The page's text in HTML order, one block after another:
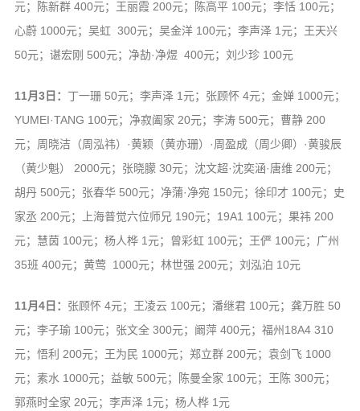
元；陈新群 400元；王丽霞 200元；陈高平 100元；李恬 100元；
心蔚 1000元；吴虹 300元；吴金洋 100元；李声泽 1元；王天兴
50元；谌宏刚 500元；净劼·净煜 400元；刘少珍 100元
11月3日： 丁一珊 50元；李声泽 1元；张顾怀 4元；金婵 1000元；
YUMEI·TANG 100元；净寂阖家 20元；李涛 500元；曹静 200
元；周晓洁（周泓祎）·黄颖（黄亦珊）·周盈成（周少卿）·黄骏辰
（黄少魁） 2000元；张晓朦 30元；沈文超·沈奕涵·唐维 200元；
胡丹 500元；张春华 500元；净蒲·净宛 150元；徐印才 100元；史
家丞 200元；上海普觉六位师兄 190元；19A1 100元；果祎 200
元；慧茵 100元；杨人桦 1元；曾彩虹 100元；王俨 100元；广州
35班 400元；黄莺 1000元；林世强 200元；刘泓泊 10元
11月4日： 张顾怀 4元；王凌云 100元；潘继君 100元；龚万胜 50
元；李子瑜 100元；张文全 300元；阚萍 400元；福州18A4 310
元；悟利 200元；王为民 1000元；郑立群 200元；袁剑飞 1000
元；素水 1000元；益敏 500元；陈曼全家 100元；王陈 300元；
郭燕时全家 20元；李声泽 1元；杨人桦 1元